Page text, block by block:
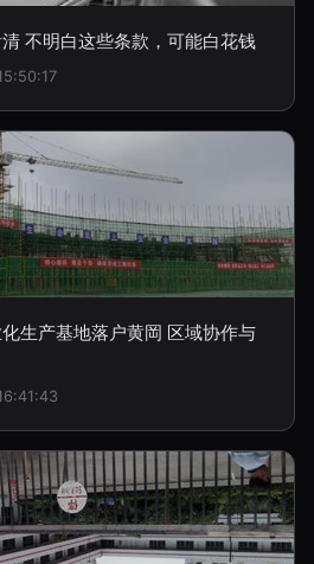
不明白这些条款，可能白花钱
生产基地落户黄岡 区域协作与